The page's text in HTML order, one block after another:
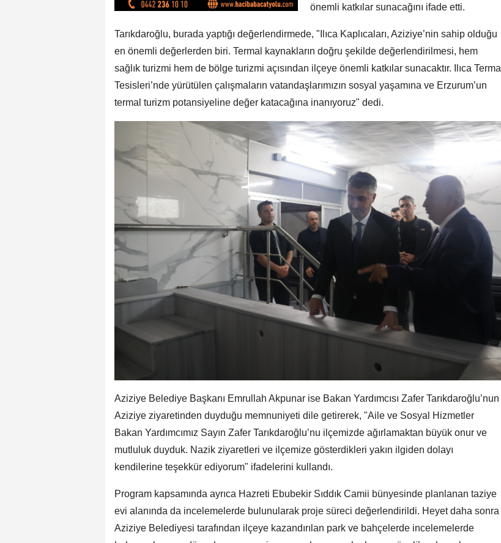
önemli katkılar sunacağını ifade etti.
Tarıkdaroğlu, burada yaptığı değerlendirmede, "Ilıca Kaplıcaları, Aziziye’nin sahip olduğu
en önemli değerlerden biri. Termal kaynakların doğru şekilde değerlendirilmesi, hem
sağlık turizmi hem de bölge turizmi açısından ilçeye önemli katkılar sunacaktır. Ilıca Termal
Tesisleri’nde yürütülen çalışmaların vatandaşlarımızın sosyal yaşamına ve Erzurum’un
termal turizm potansiyeline değer katacağına inanıyoruz" dedi.
Aziziye Belediye Başkanı Emrullah Akpunar ise Bakan Yardımcısı Zafer Tarıkdaroğlu’nun
Aziziye ziyaretinden duyduğu memnuniyeti dile getirerek, "Aile ve Sosyal Hizmetler
Bakan Yardımcımız Sayın Zafer Tarıkdaroğlu’nu ilçemizde ağırlamaktan büyük onur ve
mutluluk duyduk. Nazik ziyaretleri ve ilçemize gösterdikleri yakın ilgiden dolayı
kendilerine teşekkür ediyorum" ifadelerini kullandı.
Program kapsamında ayrıca Hazreti Ebubekir Sıddık Camii bünyesinde planlanan taziye
evi alanında da incelemelerde bulunularak proje süreci değerlendirildi. Heyet daha sonra
Aziziye Belediyesi tarafından ilçeye kazandırılan park ve bahçelerde incelemelerde